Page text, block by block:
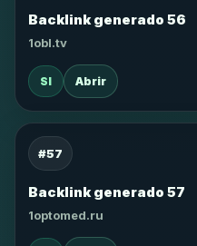
Backlink generado 56
1obl.tv
SI Abrir
#57
Backlink generado 57
1optomed.ru